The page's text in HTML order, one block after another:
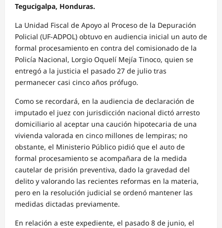
Tegucigalpa, Honduras.
La Unidad Fiscal de Apoyo al Proceso de la Depuración
Policial (UF-ADPOL) obtuvo en audiencia inicial un auto de
formal procesamiento en contra del comisionado de la
Policía Nacional, Lorgio Oquelí Mejía Tinoco, quien se
entregó a la justicia el pasado 27 de julio tras
permanecer casi cinco años prófugo.
Como se recordará, en la audiencia de declaración de
imputado el juez con jurisdicción nacional dictó arresto
domiciliario al aceptar una caución hipotecaria de una
vivienda valorada en cinco millones de lempiras; no
obstante, el Ministerio Público pidió que el auto de
formal procesamiento se acompañara de la medida
cautelar de prisión preventiva, dado la gravedad del
delito y valorando las recientes reformas en la materia,
pero en la resolución judicial se ordenó mantener las
medidas dictadas previamente.
En relación a este expediente, el pasado 8 de junio, el